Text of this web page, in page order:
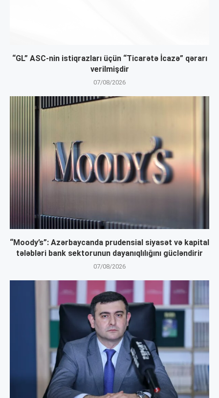
“GL” ASC-nin istiqrazları üçün “Ticarətə İcazə” qərarı
verilmişdir
07/08/2026
“Moody’s”: Azərbaycanda prudensial siyasət və kapital
tələbləri bank sektorunun dayanıqlılığını gücləndirir
07/08/2026